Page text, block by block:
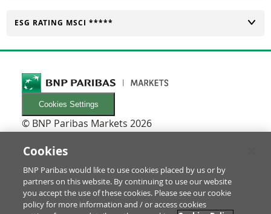
CHANGER
ESG RATING MSCI *****
Cookies Settings
© BNP Paribas Markets 2026
Newsletters
Glossaire
RECHTLICHES
Conditions d'utilisation/Mentions légales
Cookies
BNP Paribas would like to use cookies placed by us or by
partners on this website. By continuing to use our website
you accept the use of these cookies. Please see our cookie
policy for more information and / or access cookies